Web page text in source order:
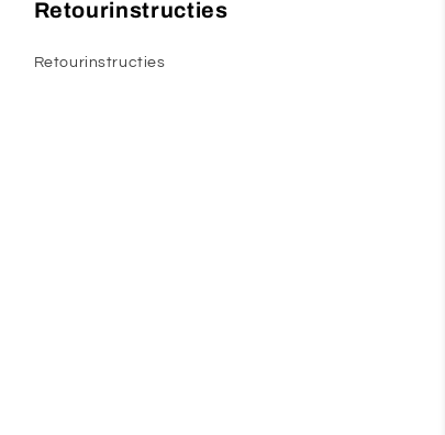
Retourinstructies
Retourinstructies